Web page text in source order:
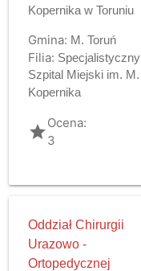
Kopernika w Toruniu
Gmina: M. Toruń
Filia: Specjalistyczny
Szpital Miejski im. M.
Kopernika
gradeOcena:
3
Oddział Chirurgii
Urazowo -
Ortopedycznej